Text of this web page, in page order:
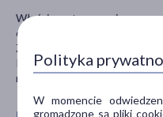
Właściwe stosowanie
ciąży i groźbę zarażenia
Żadna metoda antykoncepcji
Przed zastosowaniem należy
nadrukowaną po
Polityka
W momencie
gromadzone są pliki